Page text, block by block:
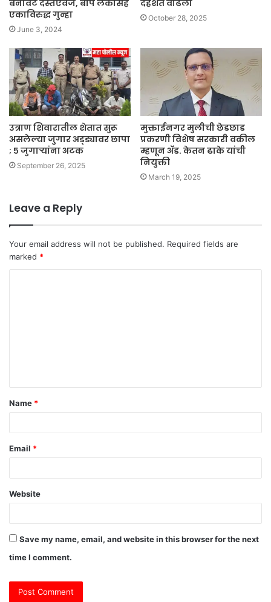
बनावट दस्तऐवज, बाप लेकासह
एकाविरुद्ध गुन्हा
June 3, 2024
दहशत वाढली
October 28, 2025
उत्राण शिवारातील शेतात सुरू
असलेल्या जुगार अड्ड्यावर छापा
; ५ जुगाऱ्यांना अटक
September 26, 2025
मुक्ताईनगर मुलीची छेडछाड
प्रकरणी विशेष सरकारी वकील
म्हणून अ‍ॅड. केतन ढाके यांची
नियुक्ती
March 19, 2025
Leave a Reply
Your email address will not be published. Required fields are
marked *
t
*
Name *
Email *
Website
Save my name, email, and website in this browser for the next
time I comment.